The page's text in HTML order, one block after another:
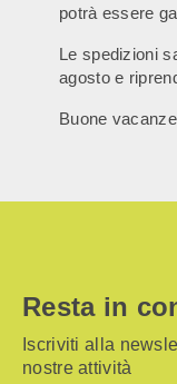
potrà essere
Le spedizioni
agosto e
Buone
Resta in
Iscriviti alla
nostre attività